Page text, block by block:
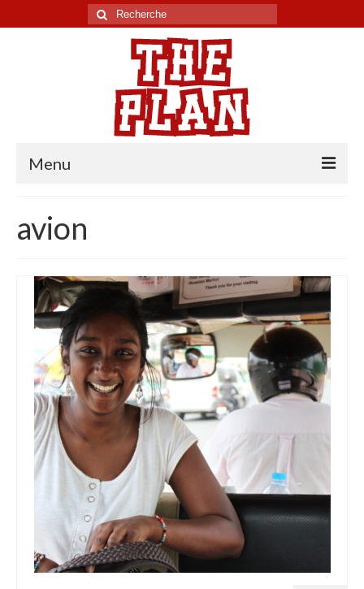
Rechercher
:
Menu
Chili
Pérou
Equateur
Colombie
Etats-Unis
Indonésie
Malaisie
Thaïlande
Birmanie
Cambodge
Laos
avion